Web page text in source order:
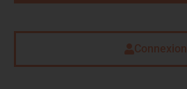
Connexion